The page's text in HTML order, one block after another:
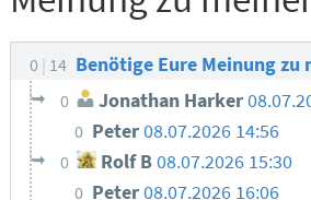
0 14 Benötige Eure Meinung zu
0 Jonathan Harker
0 Peter08.07.2026 14:56
0 Rolf B08.07.2026 15:30
0 Peter08.07.2026 16:06